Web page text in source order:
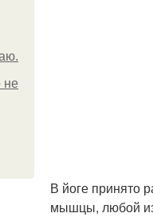
не
В йоге принято
мышцы, любой